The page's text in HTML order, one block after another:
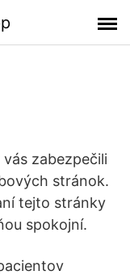
zabezpečili
stránok.
tejto stránky
spokojní.